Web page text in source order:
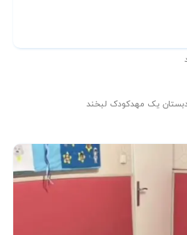
یک مهدکودک لبخند